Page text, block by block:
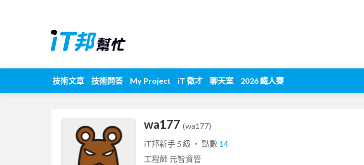
技術文章 技術問答 My Project iT 徵才 聊天室 2026 鐵人賽
wa177 (wa177)
iT邦新手 5 級 ‧ 點數 14
工程師 元智資管